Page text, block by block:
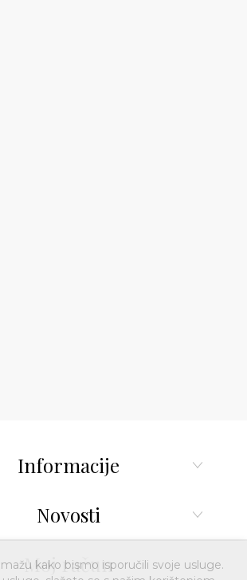
Informacije
Novosti
Moj račun
kako bismo isporučili svoje usluge.